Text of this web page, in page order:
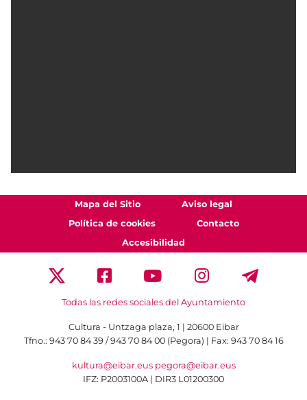
Mapa del Sitio
Aviso legal
Política de cookies
Contacto
Accesibilidad
Todas las redes sociales del Ayuntamiento
Cultura - Untzaga plaza, 1 | 20600 Eibar
Tfno.: 943 70 84 39 / 943 70 84 00 (Pegora) | Fax: 943 70 84 16
kultura@eibar.eus pegora@eibar.eus
IFZ: P2003100A | DIR3 L01200300